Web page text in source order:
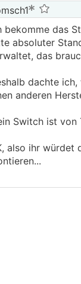
bekomme das
absoluter
das
dachte
anderen
Switch ist von
also ihr würdet